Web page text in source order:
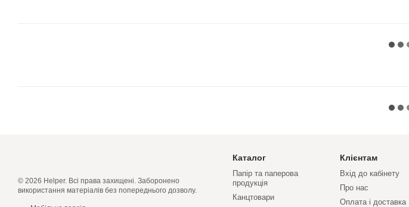
© 2026 Helper. Всі права захищені. Заборонено
використання матеріалів без попереднього дозволу.
Каталог
Папір та паперова
продукція
Канцтовари
Клієнтам
Вхід до кабінету
Про нас
Оплата і доставка